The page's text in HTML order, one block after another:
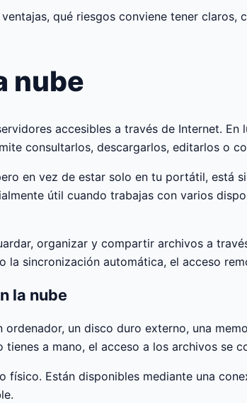
qué riesgos conviene tener
nube
accesibles a través de Internet.
consultarlos, descargarlos, editarlos o
en vez de estar solo en tu portátil, está
útil cuando trabajas con varios
organizar y compartir archivos a
sincronización automática, el acceso
la nube
un disco duro externo, una
a mano, el acceso a los archivos se
Están disponibles mediante una